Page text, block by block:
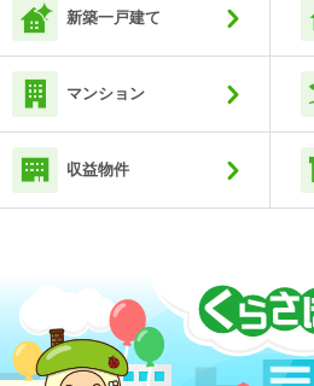
新築一戸建て
マンション
収益物件